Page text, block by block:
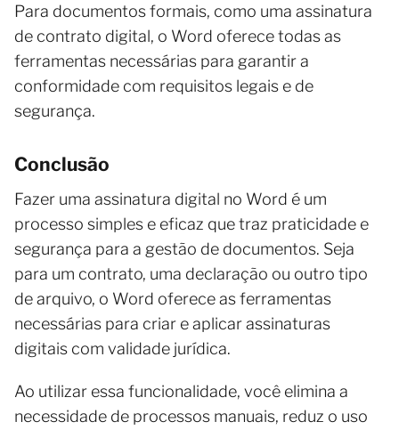
Para documentos formais, como uma assinatura
de contrato digital, o Word oferece todas as
ferramentas necessárias para garantir a
conformidade com requisitos legais e de
segurança.
Conclusão
Fazer uma assinatura digital no Word é um
processo simples e eficaz que traz praticidade e
segurança para a gestão de documentos. Seja
para um contrato, uma declaração ou outro tipo
de arquivo, o Word oferece as ferramentas
necessárias para criar e aplicar assinaturas
digitais com validade jurídica.
Ao utilizar essa funcionalidade, você elimina a
necessidade de processos manuais, reduz o uso